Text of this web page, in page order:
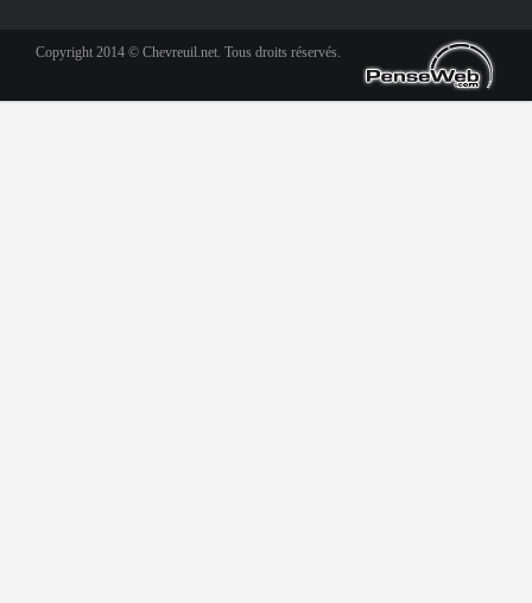
Copyright 2014 © Chevreuil.net. Tous droits réservés.